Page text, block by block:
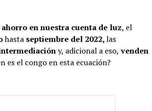
en nuestra cuenta de luz, el
hasta septiembre del 2022,las
y, adicional a eso, venden
es el congo en esta ecuación?